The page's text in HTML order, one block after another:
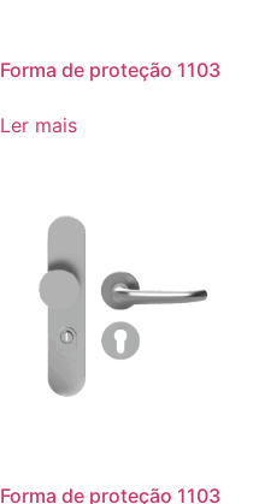
Forma de proteção 1103
Ler mais
Forma de proteção 1103